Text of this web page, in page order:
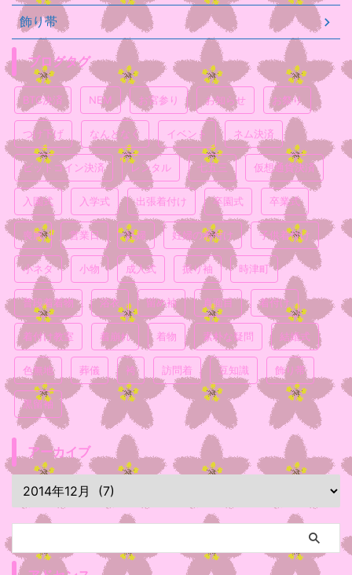
飾り帯
ブログタグ
BTC決済 NEM お宮参り お知らせ お祭り
つけ下げ なんとなく イベント ネム決済
ビットコイン決済 レンタル 七五三 仮想通貨決済
入園式 入学式 出張着付け 卒園式 卒業式
喪服 営業日 妊婦 妊婦の着付け 子供着付け
小ネタ 小物 成人式 振り袖 時津町
普段着着物 浴衣 留め袖 真面目 着付け
着付け教室 着崩れ 着物 素朴な疑問 結婚式
色無地 葬儀 袴 訪問着 豆知識 飾り帯
黒留袖
アーカイブ